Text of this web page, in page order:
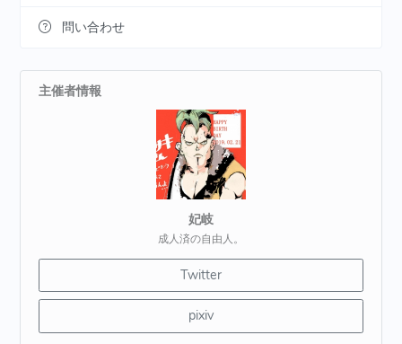
問い合わせ
主催者情報
妃岐
成人済の自由人。
Twitter
pixiv